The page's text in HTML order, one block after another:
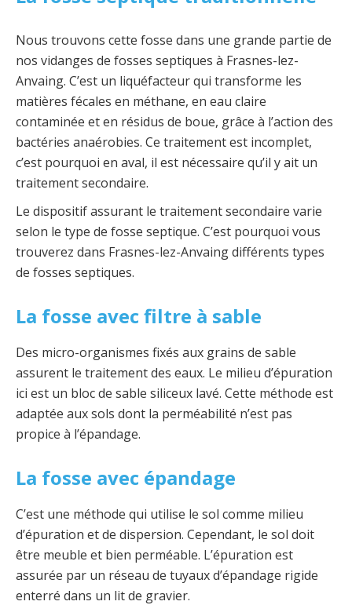
Nous trouvons cette fosse dans une grande partie de
nos vidanges de fosses septiques à Frasnes-lez-
Anvaing. C’est un liquéfacteur qui transforme les
matières fécales en méthane, en eau claire
contaminée et en résidus de boue, grâce à l’action des
bactéries anaérobies. Ce traitement est incomplet,
c’est pourquoi en aval, il est nécessaire qu’il y ait un
traitement secondaire.
Le dispositif assurant le traitement secondaire varie
selon le type de fosse septique. C’est pourquoi vous
trouverez dans Frasnes-lez-Anvaing différents types
de fosses septiques.
La fosse avec filtre à sable
Des micro-organismes fixés aux grains de sable
assurent le traitement des eaux. Le milieu d’épuration
ici est un bloc de sable siliceux lavé. Cette méthode est
adaptée aux sols dont la perméabilité n’est pas
propice à l’épandage.
La fosse avec épandage
C’est une méthode qui utilise le sol comme milieu
d’épuration et de dispersion. Cependant, le sol doit
être meuble et bien perméable. L’épuration est
assurée par un réseau de tuyaux d’épandage rigide
enterré dans un lit de gravier.